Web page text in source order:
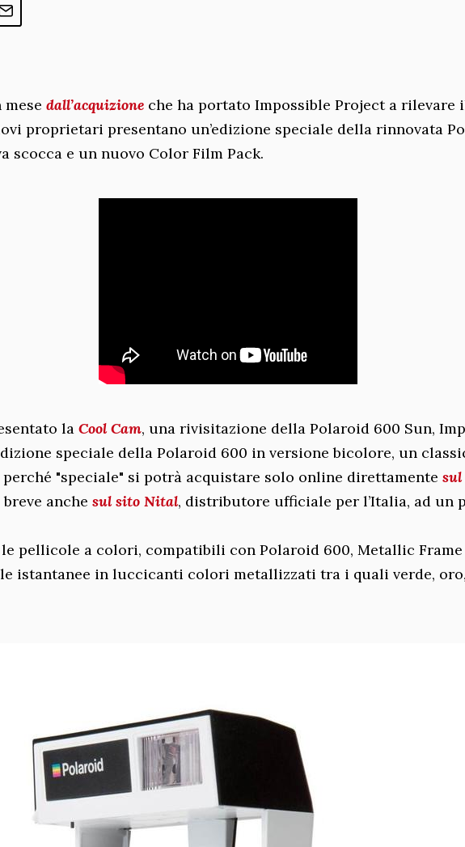
mese dall’acquizione che ha portato Impossible Project a rilevare
proprietari presentano un’edizione speciale della rinnovata
scocca e un nuovo Color Film Pack.
la Cool Cam, una rivisitazione della Polaroid 600 Sun,
speciale della Polaroid 600 in versione bicolore, un
"speciale" si potrà acquistare solo online direttamente
breve anche sul sito Nital, distributore ufficiale per l’Italia, ad un
le pellicole a colori, compatibili con Polaroid 600, Metallic
istantanee in luccicanti colori metallizzati tra i quali verde,